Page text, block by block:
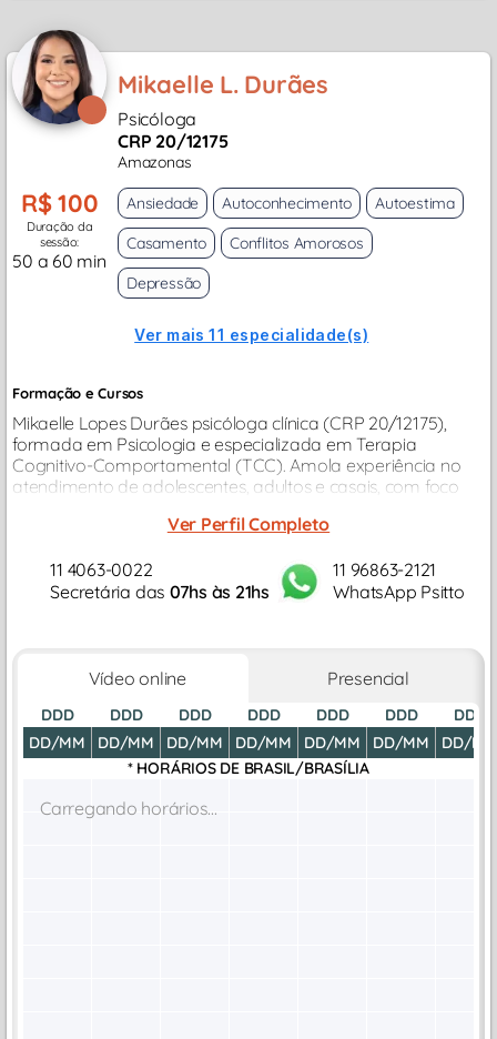
Mikaelle L. Durães
Psicóloga
CRP 20/12175
Amazonas
R$ 100
Duração da
sessão:
50 a 60 min
Ansiedade Autoconhecimento
Autoestima
Casamento
Conflitos Amorosos
Depressão
Ver mais 11 especialidade(s)
Formação e Cursos
Mikaelle Lopes Durães psicóloga clínica (CRP 20/12175),
formada em Psicologia e especializada em Terapia
Cognitivo-Comportamental (TCC). Amola experiência no
atendimento de adolescentes, adultos e casais, com foco
alimentar, luto, dependência afetiva...
Ver Perfil Completo
11 4063-0022
Secretária das 07hs às 21hs
11 96863-2121
WhatsApp Psitto
Vídeo online Presencial
DDD
DD/MM
DDD
DD/MM
DDD
DD/MM
DDD
DD/MM
DDD
DD/MM
DDD
DD/MM
DDD
DD/MM
* HORÁRIOS DE BRASIL/BRASÍLIA
Carregando horários...